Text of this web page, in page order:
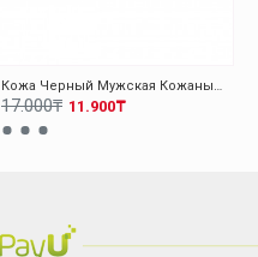
Кожа Черный Мужская Кожаный Ремень 779KA00
11.900₸
17.000₸